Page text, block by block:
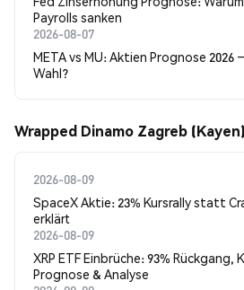
Payrolls sanken
2026-08-07
META vs MU: Aktien Prognose
Wahl?
Wrapped Dinamo Zagreb
2026-08-09
SpaceX Aktie: 23% Kursrally statt
erklärt
2026-08-09
XRP ETF Einbrüche: 93%
Prognose & Analyse